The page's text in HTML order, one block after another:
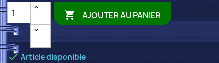
 AJOUTER AU PANIER
Article disponible